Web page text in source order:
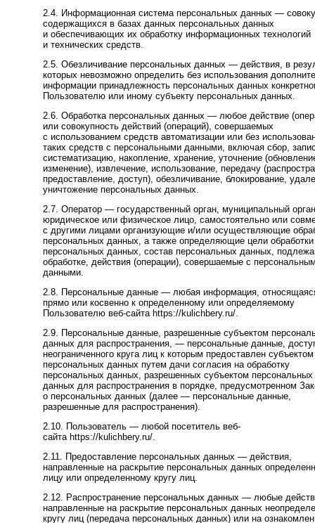
2.4. Информационная система персональных данных —
содержащихся в базах данных персональных данных
и обеспечивающих их обработку информационных технологий
и технических средств.
2.5. Обезличивание персональных данных — действия, в
которых невозможно определить без использования
информации принадлежность персональных данных
Пользователю или иному субъекту персональных данных.
2.6. Обработка персональных данных — любое действие
или совокупность действий (операций), совершаемых
с использованием средств автоматизации или без
таких средств с персональными данными, включая сбор,
систематизацию, накопление, хранение, уточнение
изменение), извлечение, использование, передачу
предоставление, доступ), обезличивание, блокирование,
уничтожение персональных данных.
2.7. Оператор — государственный орган, муниципальный
юридическое или физическое лицо, самостоятельно или
с другими лицами организующие и/или осуществляющие
персональных данных, а также определяющие цели обработки
персональных данных, состав персональных данных,
обработке, действия (операции), совершаемые с
данными.
2.8. Персональные данные — любая информация,
прямо или косвенно к определенному или определяемому
Пользователю веб-сайта https://kulichbery.ru/.
2.9. Персональные данные, разрешенные субъектом
данных для распространения, — персональные данные,
неограниченного круга лиц к которым предоставлен субъектом
персональных данных путем дачи согласия на обработку
персональных данных, разрешенных субъектом персональных
данных для распространения в порядке, предусмотренном
о персональных данных (далее — персональные данные,
разрешенные для распространения).
2.10. Пользователь — любой посетитель веб-
сайта https://kulichbery.ru/.
2.11. Предоставление персональных данных — действия,
направленные на раскрытие персональных данных
лицу или определенному кругу лиц.
2.12. Распространение персональных данных — любые
направленные на раскрытие персональных данных
кругу лиц (передача персональных данных) или на